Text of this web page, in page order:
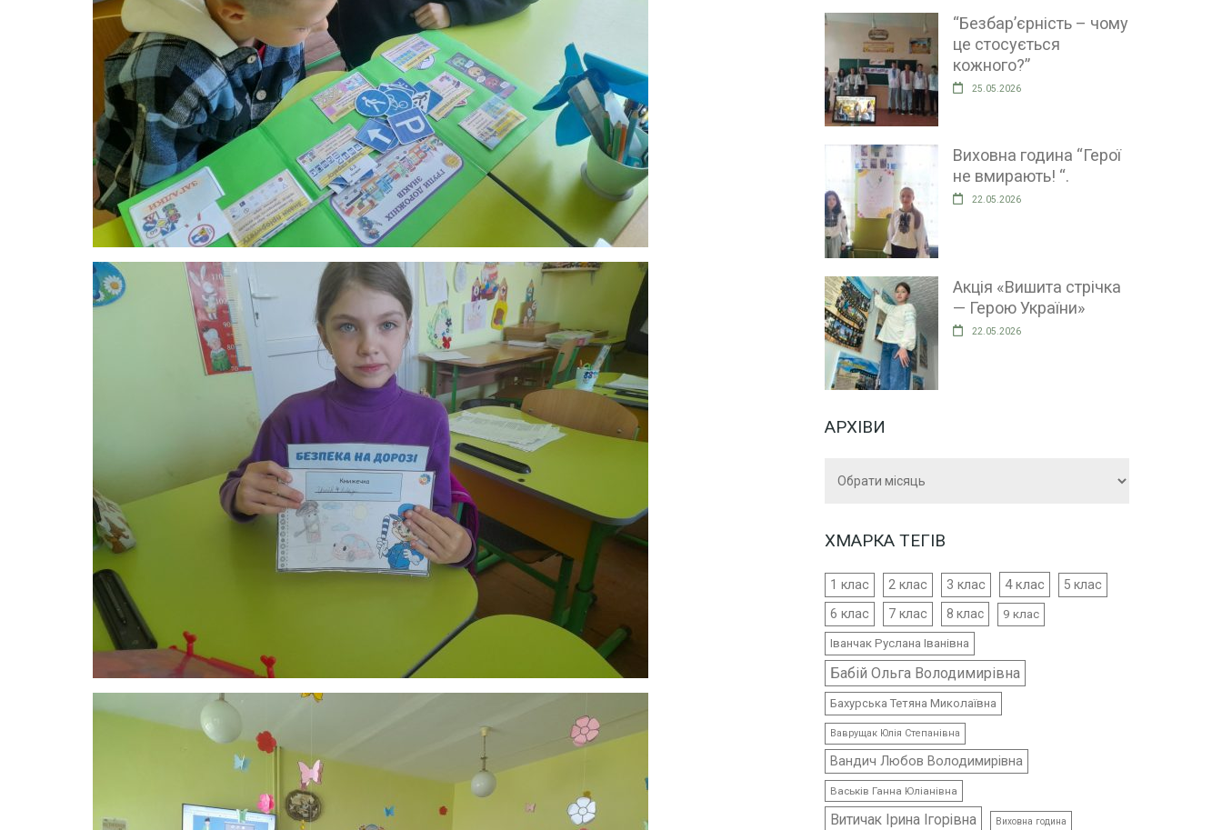
“Безбар’єрність – чому
це стосується
кожного?”
25.05.2026
Виховна година “Герої
не вмирають! “.
22.05.2026
Акція «Вишита стрічка
— Герою України»
22.05.2026
АРХІВИ
ХМАРКА ТЕГІВ
1 клас 2 клас 3 клас 4 клас 5 клас
6 клас 7 клас 8 клас 9 клас
Іванчак Руслана Іванівна
Бабій Ольга Володимирівна
Бахурська Тетяна Миколаївна
Ваврущак Юлія Степанівна
Вандич Любов Володимирівна
Васьків Ганна Юліанівна
Витичак Ірина Ігорівна Виховна година